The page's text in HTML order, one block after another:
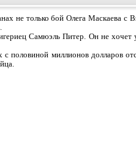
не только бой Олега Маскаева с
Самюэль Питер. Он не хочет
с половиной миллионов долларов